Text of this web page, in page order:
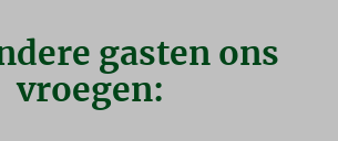
gasten ons
vroegen: